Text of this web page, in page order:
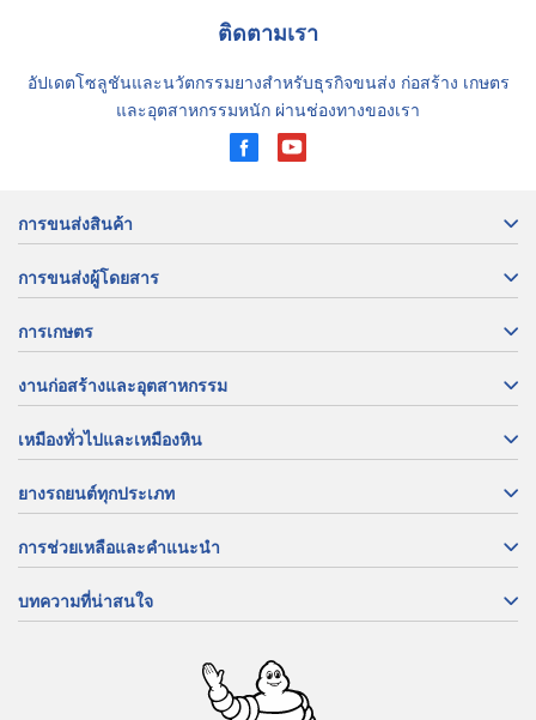
ติดตามเรา
อัปเดตโซลูชันและนวัตกรรมยางสำหรับธุรกิจขนส่ง ก่อสร้าง เกษตร
และอุตสาหกรรมหนัก ผ่านช่องทางของเรา
การขนส่งสินค้า
การขนส่งผู้โดยสาร
การเกษตร
งานก่อสร้างและอุตสาหกรรม
เหมืองทั่วไปและเหมืองหิน
ยางรถยนต์ทุกประเภท
การช่วยเหลือและคำแนะนำ
บทความที่น่าสนใจ